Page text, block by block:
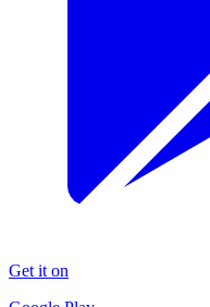
Get it on